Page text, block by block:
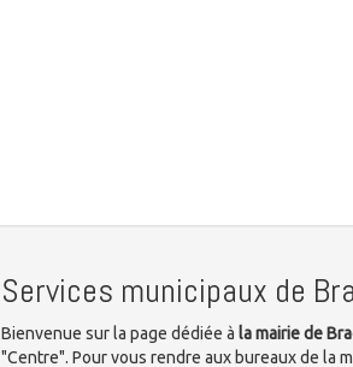
Services municipaux de
Bienvenue sur la page dédiée à la mairie de
"Centre". Pour vous rendre aux bureaux de la